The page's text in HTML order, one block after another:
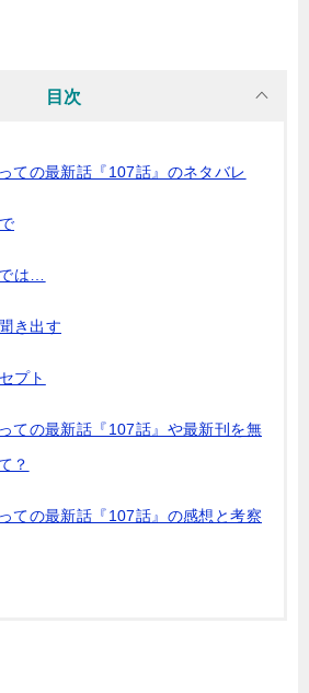
目次
ての最新話『107話』のネタバレ
は…
き出す
プト
ての最新話『107話』や最新刊を無
？
ての最新話『107話』の感想と考察